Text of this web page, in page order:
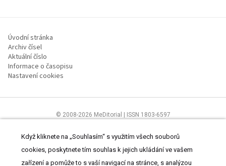
Úvodní stránka
Archiv čísel
Aktuální číslo
Informace o časopisu
Nastavení cookies
© 2008-2026 MeDitorial | ISSN 1803-6597
zdravotnictví.Čtěte prohlášeníaZásady zpracování osobních údajů
Když kliknete na „Souhlasím“ s využitím všech souborů
cookies, poskytnete tím souhlas k jejich ukládání ve vašem
zařízení a pomůže to s vaší navigací na stránce, s analýzou